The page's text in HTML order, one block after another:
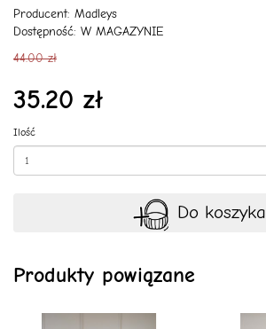
Producent: Madleys
Dostępność: W MAGAZYNIE
44.00 zł
35.20 zł
Ilość
Do koszyka
Produkty powiązane